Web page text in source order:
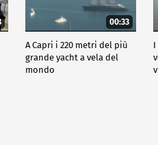
00:33
A Capri i 220 metri del più
grande yacht a vela del
mondo
I